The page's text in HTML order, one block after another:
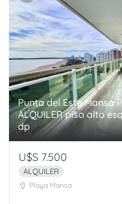
Punta del Este Mansa
ALQUILER piso alto
dp
U$S 7.500
ALQUILER
Playa Mansa